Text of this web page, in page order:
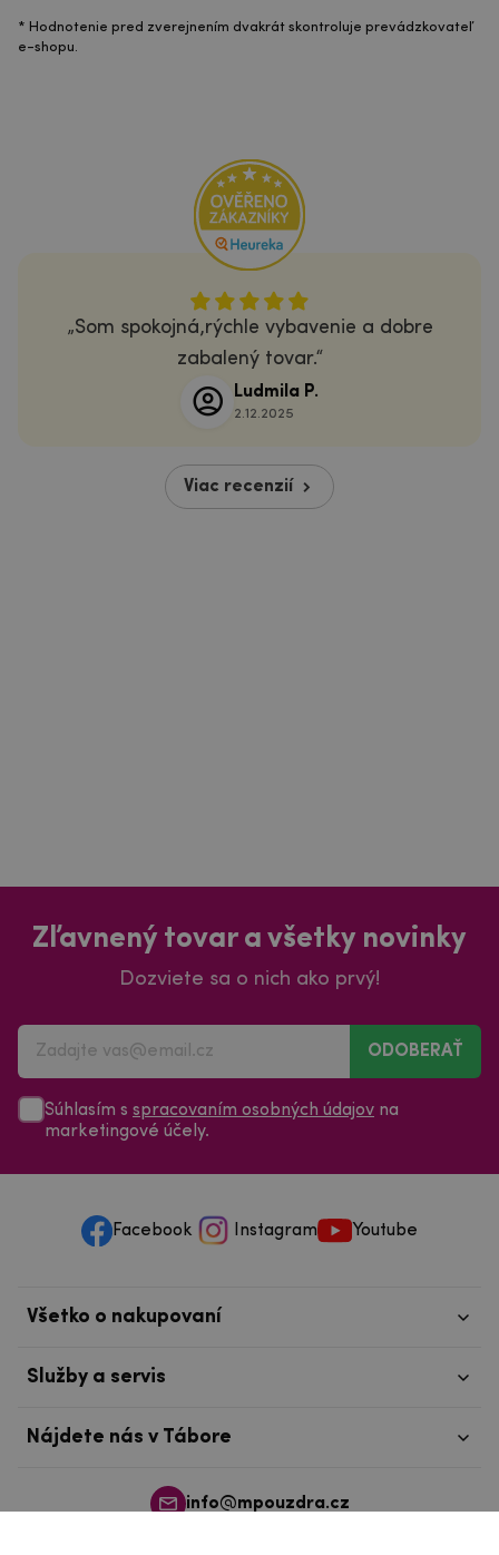
* Hodnotenie pred zverejnením dvakrát skontroluje prevádzkovateľ
e-shopu.
Som spokojná,rýchle vybavenie a dobre
zabalený tovar.
Ludmila P.
2.12.2025
Viac recenzií
Zľavnený tovar a všetky novinky
Dozviete sa o nich ako prvý!
ODOBERAŤ
Súhlasím s spracovaním osobných údajov na
marketingové účely.
Facebook Instagram Youtube
info@mpouzdra.cz
Všetko o nakupovaní
Služby a servis
Nájdete nás v Tábore